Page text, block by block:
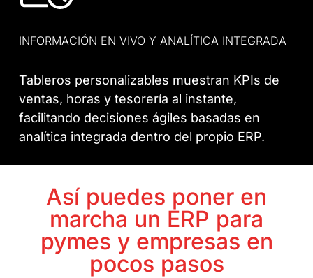
INFORMACIÓN EN VIVO Y ANALÍTICA INTEGRADA
Tableros personalizables muestran KPIs de
ventas, horas y tesorería al instante,
facilitando decisiones ágiles basadas en
analítica integrada dentro del propio ERP.
Así puedes poner en
marcha un ERP para
pymes y empresas en
pocos pasos